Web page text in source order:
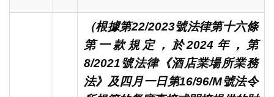
（根據第22/2023號法律第十六條
第一款規定，於2024年，第
8/2021號法律《酒店業場所業務
法》及四月一日第16/96/M號法令